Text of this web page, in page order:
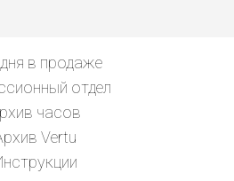
в продаже
отдел
часов
Vertu